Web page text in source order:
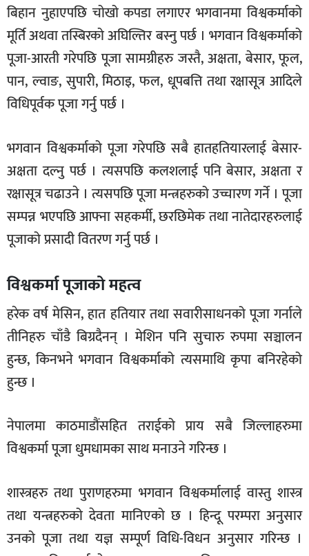
बिहान नुहाएपछि चोखो कपडा लगाएर भगवानमा विश्वकर्माको
मूर्ति अथवा तस्बिरको अघिल्तिर बस्नु पर्छ । भगवान विश्वकर्माको
पूजा-आरती गरेपछि पूजा सामग्रीहरु जस्तै, अक्षता, बेसार, फूल,
पान, ल्वाङ, सुपारी, मिठाइ, फल, धूपबत्ति तथा रक्षासूत्र आदिले
विधिपूर्वक पूजा गर्नु पर्छ ।
भगवान विश्वकर्माको पूजा गरेपछि सबै हातहतियारलाई बेसार-
अक्षता दल्नु पर्छ । त्यसपछि कलशलाई पनि बेसार, अक्षता र
रक्षासूत्र चढाउने । त्यसपछि पूजा मन्त्रहरुको उच्चारण गर्ने । पूजा
सम्पन्न भएपछि आफ्ना सहकर्मी, छरछिमेक तथा नातेदारहरुलाई
पूजाको प्रसादी वितरण गर्नु पर्छ ।
विश्वकर्मा पूजाको महत्व
हरेक वर्ष मेसिन, हात हतियार तथा सवारीसाधनको पूजा गर्नाले
तीनिहरु चाँडै बिग्रदैनन् । मेशिन पनि सुचारु रुपमा सञ्चालन
हुन्छ, किनभने भगवान विश्वकर्माको त्यसमाथि कृपा बनिरहेको
हुन्छ ।
नेपालमा काठमाडौंसहित तराईको प्राय सबै जिल्लाहरुमा
विश्वकर्मा पूजा धुमधामका साथ मनाउने गरिन्छ ।
शास्त्रहरु तथा पुराणहरुमा भगवान विश्वकर्मालाई वास्तु शास्त्र
तथा यन्त्रहरुको देवता मानिएको छ । हिन्दू परम्परा अनुसार
उनको पूजा तथा यज्ञ सम्पूर्ण विधि-विधन अनुसार गरिन्छ ।